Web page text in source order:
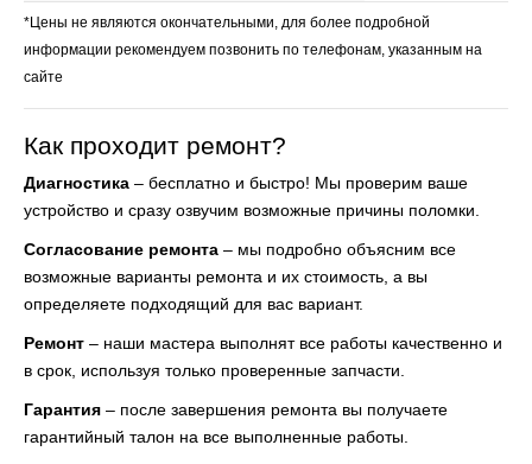
*Цены не являются окончательными, для более подробной
информации рекомендуем позвонить по телефонам, указанным на
сайте
Как проходит ремонт?
Диагностика – бесплатно и быстро! Мы проверим ваше
устройство и сразу озвучим возможные причины поломки.
Согласование ремонта – мы подробно объясним все
возможные варианты ремонта и их стоимость, а вы
определяете подходящий для вас вариант.
Ремонт – наши мастера выполнят все работы качественно и
в срок, используя только проверенные запчасти.
Гарантия – после завершения ремонта вы получаете
гарантийный талон на все выполненные работы.